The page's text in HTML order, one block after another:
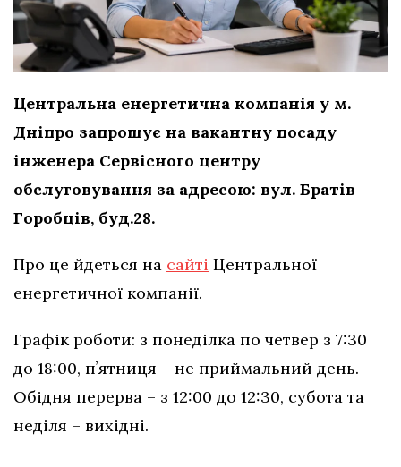
Центральна енергетична компанія у м.
Дніпро запрошує на вакантну посаду
інженера Сервісного центру
обслуговування за адресою: вул. Братів
Горобців, буд.28.
Про це йдеться на сайті Центральної
енергетичної компанії.
Графік роботи: з понеділка по четвер з 7:30
до 18:00, пʼятниця – не приймальний день.
Обідня перерва – з 12:00 до 12:30, субота та
неділя – вихідні.